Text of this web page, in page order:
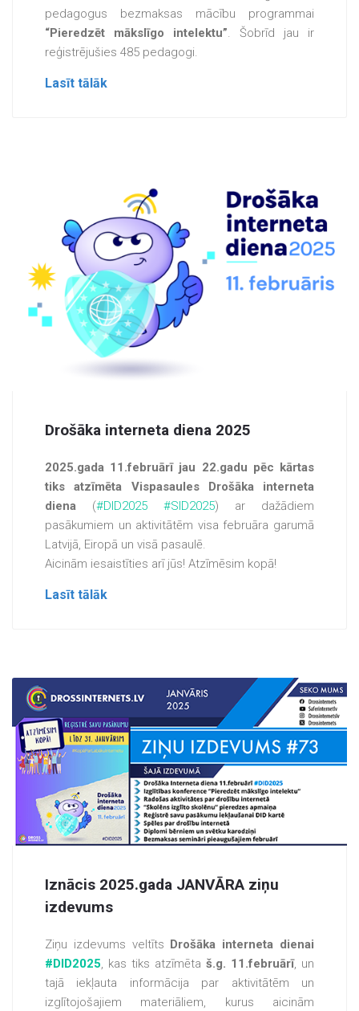
pedagogus bezmaksas mācību programmai
“Pieredzēt mākslīgo intelektu”. Šobrīd jau ir
reģistrējušies 485 pedagogi.
Lasīt tālāk
Drošāka interneta diena 2025
2025.gada 11.februārī jau 22.gadu pēc kārtas
tiks atzīmēta Vispasaules Drošāka interneta
diena (#DID2025 #SID2025) ar dažādiem
pasākumiem un aktivitātēm visa februāra garumā
Latvijā, Eiropā un visā pasaulē.
Aicinām iesaistīties arī jūs! Atzīmēsim kopā!
Lasīt tālāk
Iznācis 2025.gada JANVĀRA ziņu
izdevums
Ziņu izdevums veltīts
Drošāka interneta dienai
#DID2025, kas tiks atzīmēta š.g. 11.februārī, un
tajā iekļauta informācija par aktivitātēm un
izglītojošajiem materiāliem, kurus aicinām